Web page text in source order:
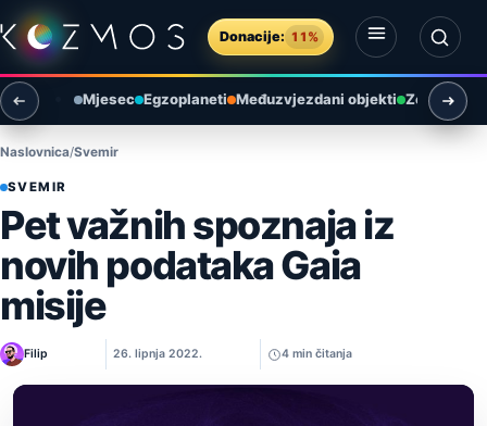
Preskoči na sadržaj
Donacije: 11%
Otvori izbornik
Otvori pretragu
Mjesec Egzoplaneti Međuzvjezdani objekti Zemlja i
Naslovnica Svemir
SVEMIR
Pet važnih spoznaja iz
novih podataka Gaia
misije
Filip 26. lipnja 2022. 4 min čitanja